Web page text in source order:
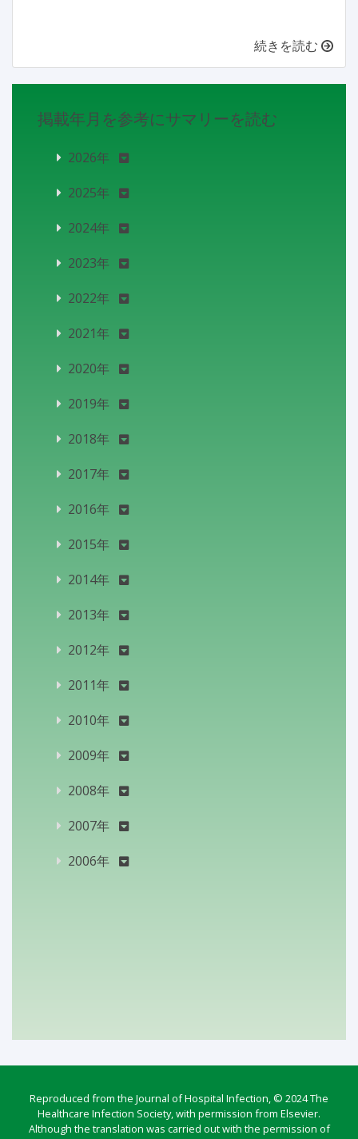
続きを読む
掲載年月を参考にサマリーを読む
2026年
2025年
2024年
2023年
2022年
2021年
2020年
2019年
2018年
2017年
2016年
2015年
2014年
2013年
2012年
2011年
2010年
2009年
2008年
2007年
2006年
Reproduced from the Journal of Hospital Infection, © 2024 The
Healthcare Infection Society, with permission from Elsevier.
Although the translation was carried out with the permission of